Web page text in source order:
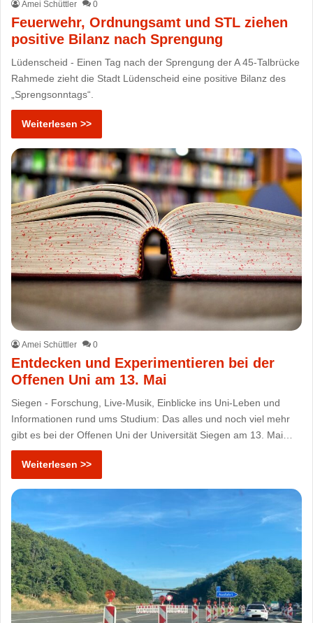
Amei Schüttler 0
Feuerwehr, Ordnungsamt und STL ziehen
positive Bilanz nach Sprengung
Lüdenscheid - Einen Tag nach der Sprengung der A 45-Talbrücke
Rahmede zieht die Stadt Lüdenscheid eine positive Bilanz des
„Sprengsonntags“.
Weiterlesen >>
Amei Schüttler 0
Entdecken und Experimentieren bei der
Offenen Uni am 13. Mai
Siegen - Forschung, Live-Musik, Einblicke ins Uni-Leben und
Informationen rund ums Studium: Das alles und noch viel mehr
gibt es bei der Offenen Uni der Universität Siegen am 13. Mai…
Weiterlesen >>